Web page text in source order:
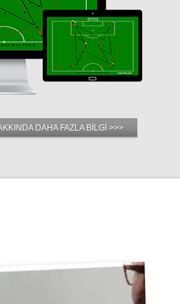
DAHA FAZLA BİLGİ >>>